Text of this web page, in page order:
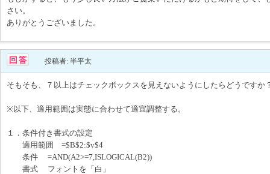
さい。
ありがとうございました。
投稿者: 半平太
そもそも、７以上はチェックボックスを見えないようにしたらどうですか
※以下、適用範囲は実態に合わせて適宜調整する。
１．条件付き書式の設定
適用範囲 =$B$2:$v$4
条件 =AND(A2>=7,ISLOGICAL(B2))
書式 フォントを「白」